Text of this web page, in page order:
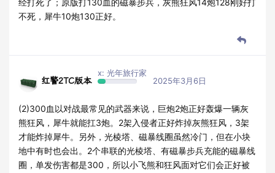
经打死了；原版打130血的磁暴步兵，灰熊狂风14炮128刚好打
不死，犀牛10炮130正好。
红警2TC版本
x: 光年旅行家
2025年3月6日
(2)300血以对战最常见的武器来说，巨炮2炮正好轰爆一辆灰
熊狂风，犀牛就能扛3炮。2架入侵者正好炸掉灰熊狂风，3架
才能炸掉犀牛。另外，光棱塔、磁暴线圈虽然冷门，但在小块
地中有时也会出。2个串联的光棱塔、有磁暴步兵充能的磁暴线
圈，单发伤害都是300，所以小飞熊和狂风面对它们会正好被